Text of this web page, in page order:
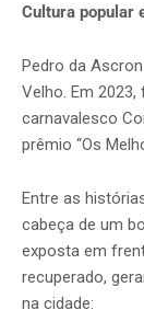
Cultura popular
Pedro da
Velho. Em
carnavalesco
prêmio “Os
Entre as
cabeça de um
exposta em
recuperado,
na cidade: